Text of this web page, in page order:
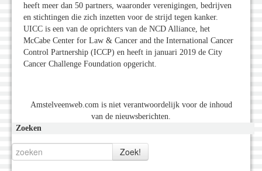
heeft meer dan 50 partners, waaronder verenigingen, bedrijven
en stichtingen die zich inzetten voor de strijd tegen kanker.
UICC is een van de oprichters van de NCD Alliance, het
McCabe Center for Law & Cancer and the International Cancer
Control Partnership (ICCP) en heeft in januari 2019 de City
Cancer Challenge Foundation opgericht.
Amstelveenweb.com is niet verantwoordelijk voor de inhoud
van de nieuwsberichten.
Zoeken